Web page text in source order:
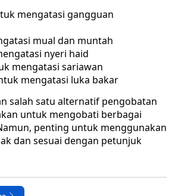
mengatasi gangguan
mual dan muntah
nyeri haid
mengatasi sariawan
mengatasi luka bakar
salah satu alternatif pengobatan
untuk mengobati berbagai
penting untuk menggunakan
dan sesuai dengan petunjuk